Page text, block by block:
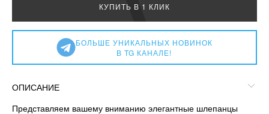
КУПИТЬ В 1 КЛИК
БОЛЬШЕ УНИКАЛЬНЫХ НОВИНОК
В TG КАНАЛЕ!
ОПИСАНИЕ
Представляем вашему вниманию элегантные шлепанцы